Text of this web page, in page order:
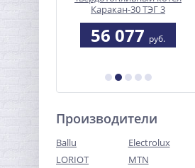
Каракан-30 ТЭГ 3
56 077 руб.
Производители
Ballu
Electrolux
LORIOT
MTN